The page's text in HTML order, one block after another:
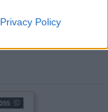
Privacy Policy